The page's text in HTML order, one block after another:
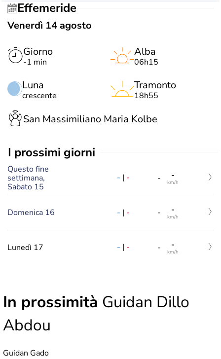
Effemeride
Venerdì 14 agosto
Giorno
-1 min
Luna
crescente
Alba
06h15
Tramonto
18h55
San Massimiliano Maria Kolbe
i prossimi giorni
Questo fine
settimana,
Sabato 15
- | - - -
km/h
Domenica 16 - | - - -
km/h
Lunedì 17 - | - - -
km/h
In prossimità Guidan Dillo
Abdou
Guidan Gado